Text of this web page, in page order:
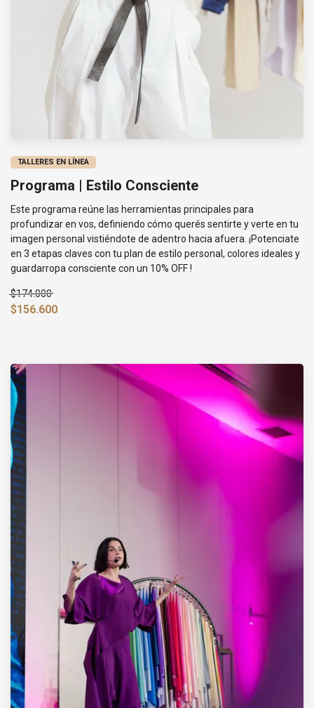
TALLERES EN LÍNEA
Programa | Estilo Consciente
Este programa reúne las herramientas principales para
profundizar en vos, definiendo cómo querés sentirte y verte en tu
imagen personal vistiéndote de adentro hacia afuera. ¡Potenciate
en 3 etapas claves con tu plan de estilo personal, colores ideales y
guardarropa consciente con un 10% OFF !
$174.000
$156.600